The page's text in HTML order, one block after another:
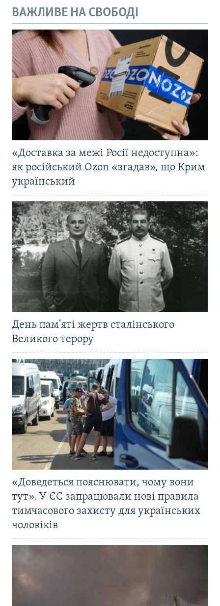
ВАЖЛИВЕ НА СВОБОДІ
«Доставка за межі Росії недоступна»:
як російський Ozon «згадав», що Крим
український
День пам'яті жертв сталінського
Великого терору
«Доведеться пояснювати, чому вони
тут». У ЄС запрацювали нові правила
тимчасового захисту для українських
чоловіків